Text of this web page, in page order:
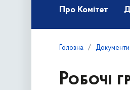
Про Комітет
Головна Документи
Робочі